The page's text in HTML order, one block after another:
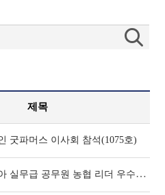
제목
굿파머스 이사회 참석(1075호)
김동환 원장, 캄보디아 실무급 공무원 농협 리더 우수농가 대상 초청연수에서 강의(1062호